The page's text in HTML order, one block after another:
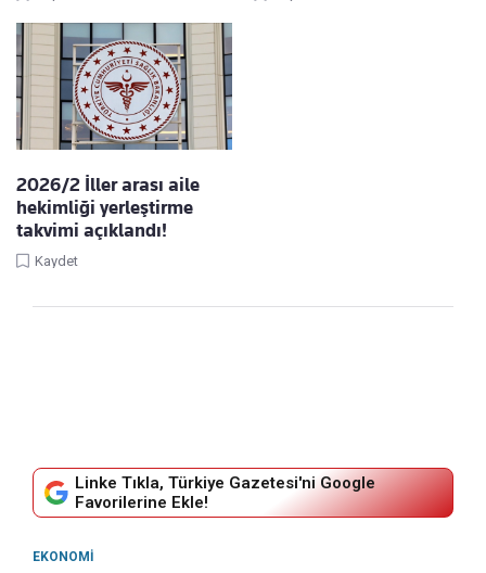
2026/2 İller arası aile
hekimliği yerleştirme
takvimi açıklandı!
Kaydet
Linke Tıkla, Türkiye Gazetesi'ni Google
Favorilerine Ekle!
EKONOMI